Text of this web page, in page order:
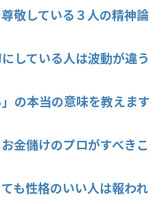
敬している３人の精神論
している人は波動が違う
の本当の意味を教えます
金儲けのプロがすべきこ
も性格のいい人は報われ